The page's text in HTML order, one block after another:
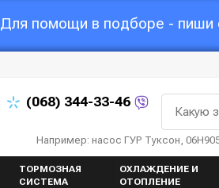
Для помощи в подборе - пиши
(068) 344-33-46
Какую
Например: насос ГУР Туксон,
ТОРМОЗНАЯ
СИСТЕМА
ОХЛАЖДЕНИЕ И
ОТОПЛЕНИЕ